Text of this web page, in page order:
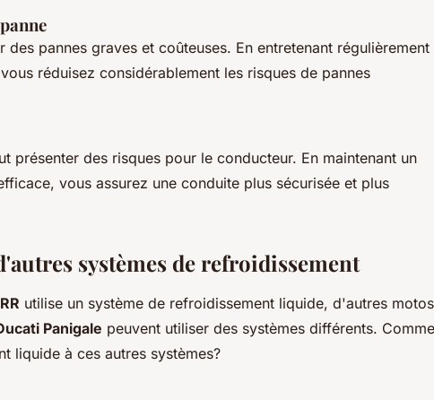
des pannes graves et coûteuses. En entretenant régulièrement
réduisez considérablement les risques de pannes
présenter des risques pour le conducteur. En maintenant un
vous assurez une conduite plus sécurisée et plus
systèmes de refroidissement
utilise un système de refroidissement liquide, d'autres motos
Panigale peuvent utiliser des systèmes différents.
liquide à ces autres systèmes?